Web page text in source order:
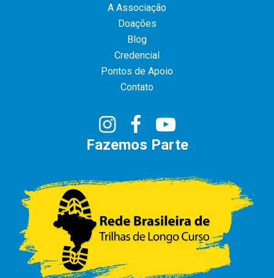
A Associação
Doações
Blog
Credencial
Pontos de Apoio
Contato
Fazemos Parte